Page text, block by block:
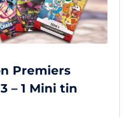
Premiers
– 1 Mini tin